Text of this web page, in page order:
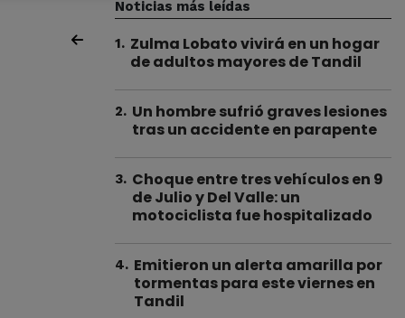
Noticias más leídas
1. Zulma Lobato vivirá en un hogar
de adultos mayores de Tandil
2. Un hombre sufrió graves lesiones
tras un accidente en parapente
3. Choque entre tres vehículos en 9
de Julio y Del Valle: un
motociclista fue hospitalizado
4. Emitieron un alerta amarilla por
tormentas para este viernes en
Tandil